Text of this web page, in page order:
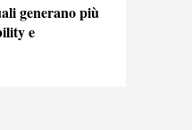
generano più
e